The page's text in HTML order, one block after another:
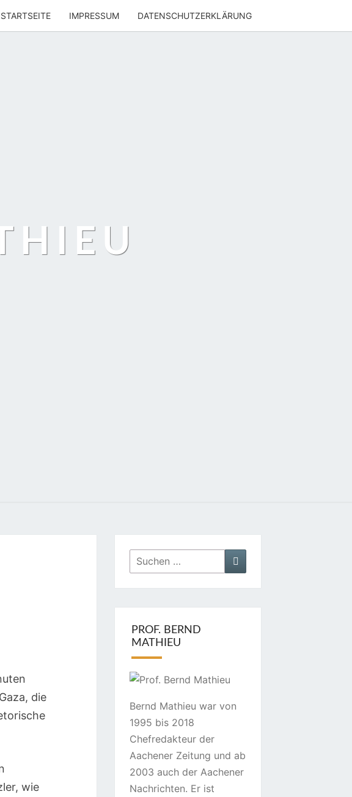
STARTSEITE IMPRESSUM DATENSCHUTZERKLÄRUNG
die
wie
Suchen
nach:
PROF. BERND
MATHIEU
Bernd Mathieu war von
1995 bis 2018
Chefredakteur der
Aachener Zeitung und ab
2003 auch der Aachener
Nachrichten. Er ist